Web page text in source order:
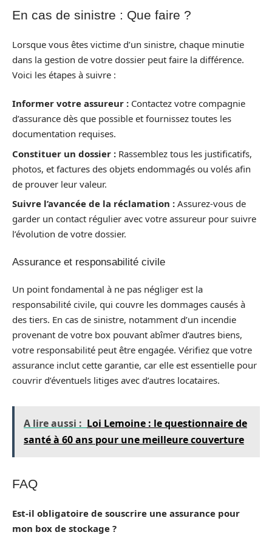
En cas de sinistre : Que faire ?
Lorsque vous êtes victime d’un sinistre, chaque minutie
dans la gestion de votre dossier peut faire la différence.
Voici les étapes à suivre :
Informer votre assureur : Contactez votre compagnie
d’assurance dès que possible et fournissez toutes les
documentation requises.
Constituer un dossier : Rassemblez tous les justificatifs,
photos, et factures des objets endommagés ou volés afin
de prouver leur valeur.
Suivre l’avancée de la réclamation : Assurez-vous de
garder un contact régulier avec votre assureur pour suivre
l’évolution de votre dossier.
Assurance et responsabilité civile
Un point fondamental à ne pas négliger est la
responsabilité civile, qui couvre les dommages causés à
des tiers. En cas de sinistre, notamment d’un incendie
provenant de votre box pouvant abîmer d’autres biens,
votre responsabilité peut être engagée. Vérifiez que votre
assurance inclut cette garantie, car elle est essentielle pour
couvrir d’éventuels litiges avec d’autres locataires.
A lire aussi : Loi Lemoine : le questionnaire de
santé à 60 ans pour une meilleure couverture
FAQ
Est-il obligatoire de souscrire une assurance pour
mon box de stockage ?